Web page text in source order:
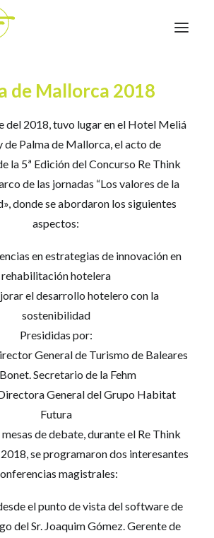
de Mallorca 2018
del 2018, tuvo lugar en el Hotel Meliá
de Palma de Mallorca, el acto de
la 5ª Edición del Concurso Re Think
de las jornadas “Los valores de la
donde se abordaron los siguientes
aspectos:
en estrategias de innovación en
rehabilitación hotelera
el desarrollo hotelero con la
sostenibilidad
Presididas por:
General de Turismo de Baleares
Secretario de la Fehm
General del Grupo Habitat
Futura
de debate, durante el Re Think
se programaron dos interesantes
magistrales:
el punto de vista del software de
del Sr. Joaquim Gómez. Gerente de